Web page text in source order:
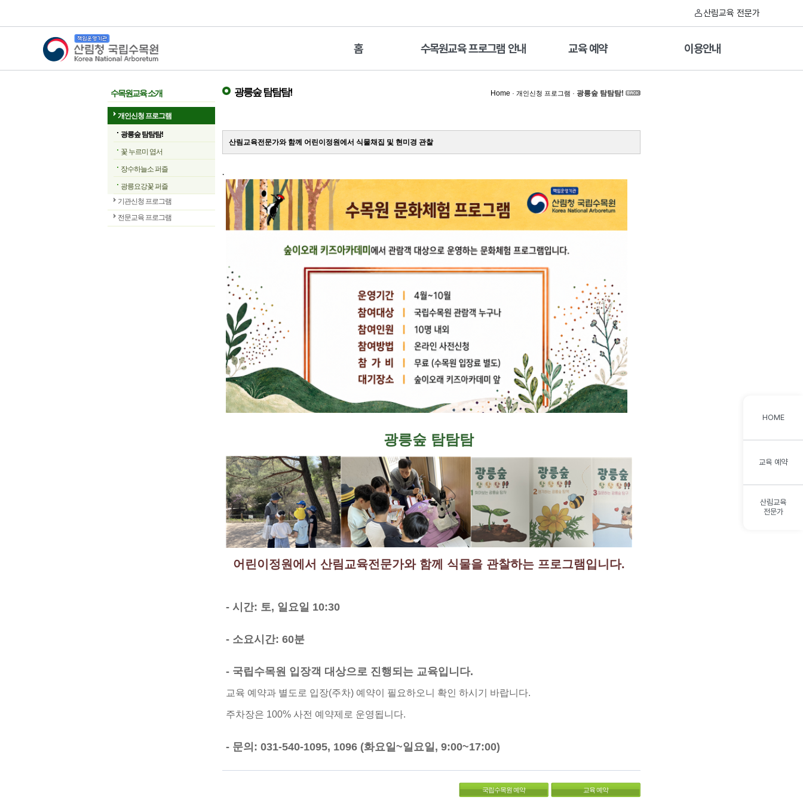
산림교육 전문가
산림청 국립수목원
홈 수목원교육 프로그램 안내 교육 예약 이용안내
수목원교육 소개
개인신청 프로그램
광릉숲 탐탐탐!
꽃 누르미 엽서
장수하늘소 퍼즐
광릉요강꽃 퍼즐
기관신청 프로그램
전문교육 프로그램
Home · 개인신청 프로그램 · 광릉숲 탐탐탐!
광릉숲 탐탐탐!
산림교육전문가와 함께 어린이정원에서 식물채집 및 현미경 관찰
.
광릉숲 탐탐탐
어린이정원에서 산림교육전문가와 함께 식물을 관찰하는 프로그램입니다.
- 시간: 토, 일요일 10:30
- 소요시간: 60분
- 국립수목원 입장객 대상으로 진행되는 교육입니다.
교육 예약과 별도로 입장(주차) 예약이 필요하오니 확인 하시기 바랍니다.
주차장은 100% 사전 예약제로 운영됩니다.
- 문의: 031-540-1095, 1096 (화요일~일요일, 9:00~17:00)
교육 예약
국립수목원 예약
HOME
교육 예약
산림교육
전문가